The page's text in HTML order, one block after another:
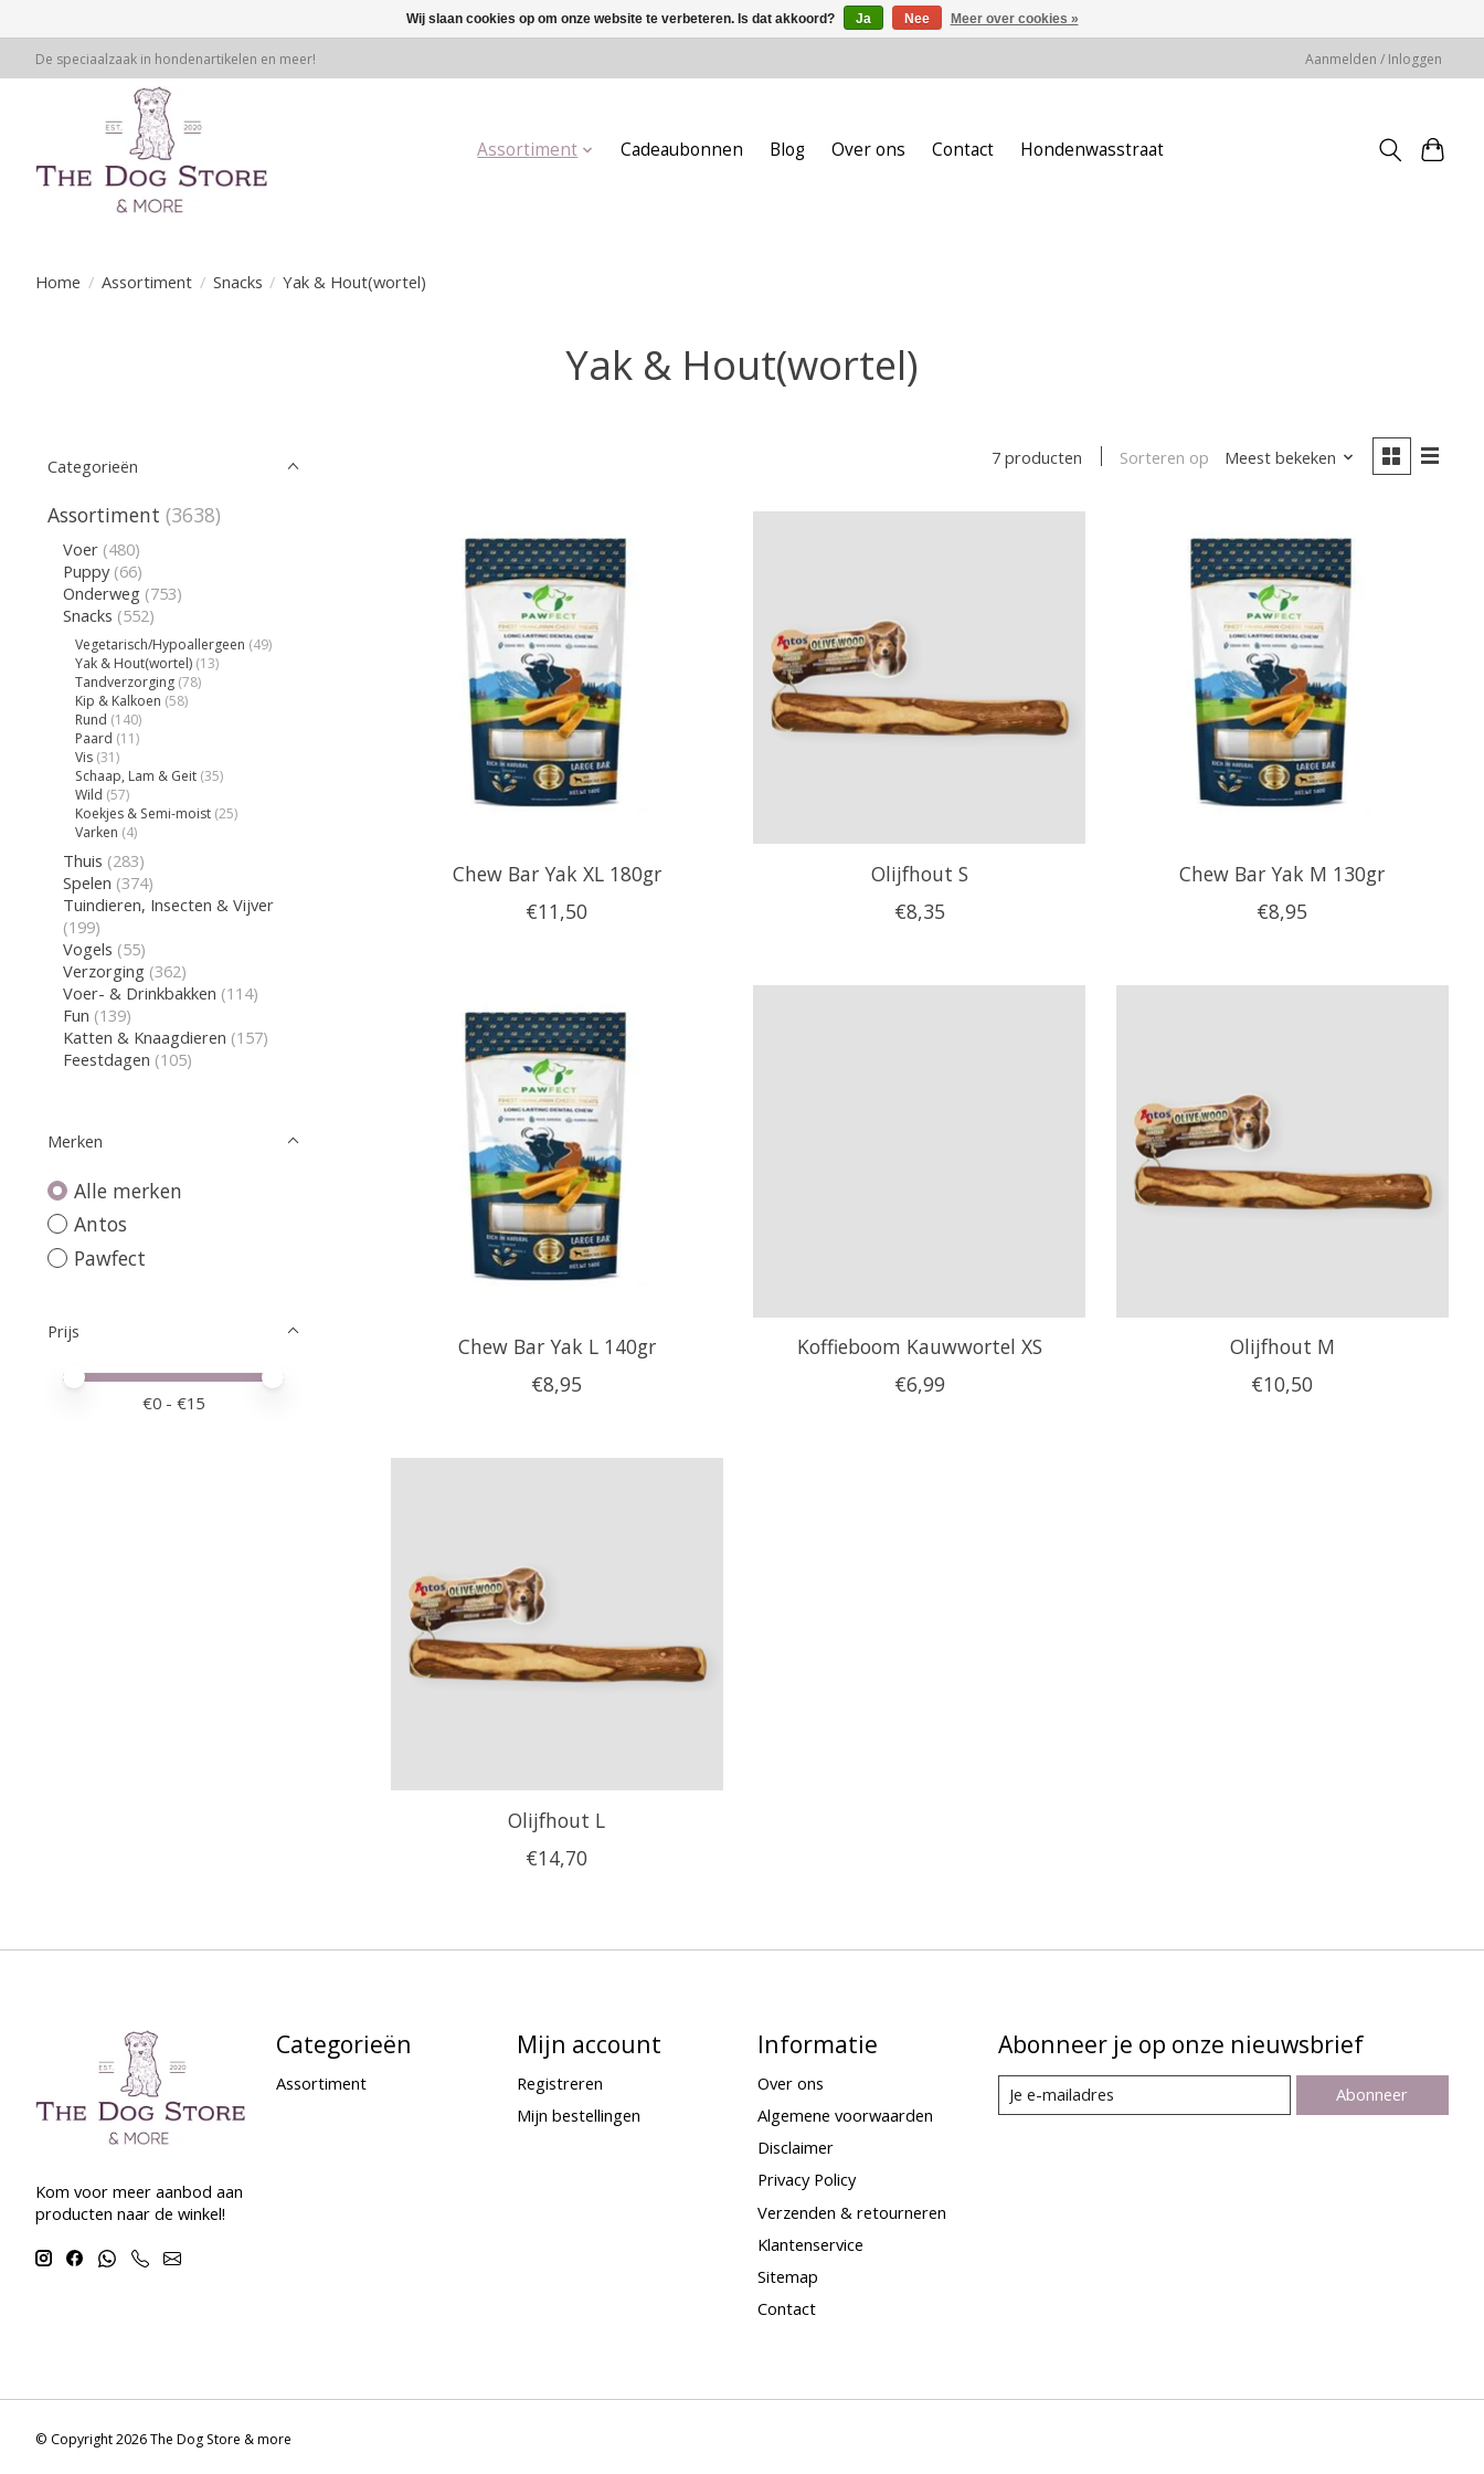
De speciaalzaak in hondenartikelen en meer! Aanmelden / Inloggen
Assortiment Cadeaubonnen Blog Over ons Contact Hondenwasstraat
Home / Assortiment / Snacks / Yak & Hout(wortel)
Yak & Hout(wortel)
Categorieën
Assortiment (3638)
Voer (480)
Puppy (66)
Onderweg (753)
Snacks (552)
Vegetarisch/Hypoallergeen (49)
Yak & Hout(wortel) (13)
Tandverzorging (78)
Kip & Kalkoen (58)
Rund (140)
Paard (11)
Vis (31)
Schaap, Lam & Geit (35)
Wild (57)
Koekjes & Semi-moist (25)
Varken (4)
Thuis (283)
Spelen (374)
Tuindieren, Insecten & Vijver
(199)
Vogels (55)
Verzorging (362)
Voer- & Drinkbakken (114)
Fun (139)
Katten & Knaagdieren (157)
Feestdagen (105)
Merken
Alle merken
Antos
Pawfect
Prijs
Minimale prijswaarde
Price maximum value
€0 - €15
7 producten Sorteren op Meest bekeken
Chew Bar Yak XL 180gr
€11,50
Olijfhout S
€8,35
Chew Bar Yak M 130gr
€8,95
Chew Bar Yak L 140gr
€8,95
Koffieboom Kauwwortel XS
€6,99
Olijfhout M
€10,50
Olijfhout L
€14,70
Kom voor meer aanbod aan
producten naar de winkel!
Categorieën
Assortiment
Mijn account
Registreren
Mijn bestellingen
Informatie
Over ons
Algemene voorwaarden
Disclaimer
Privacy Policy
Verzenden & retourneren
Klantenservice
Sitemap
Contact
Abonneer je op onze nieuwsbrief
Abonneer
© Copyright 2026 The Dog Store & more
Wij slaan cookies op om onze website te verbeteren. Is dat akkoord? Ja Nee Meer over cookies »